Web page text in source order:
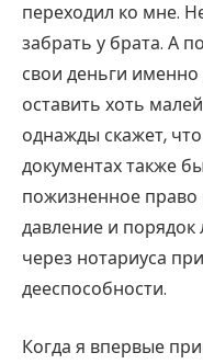
переходил ко мне.
забрать у брата. А
свои деньги
оставить хоть
однажды скажет,
документах также
пожизненное право
давление и
через нотариуса
дееспособности.
Когда я впервые